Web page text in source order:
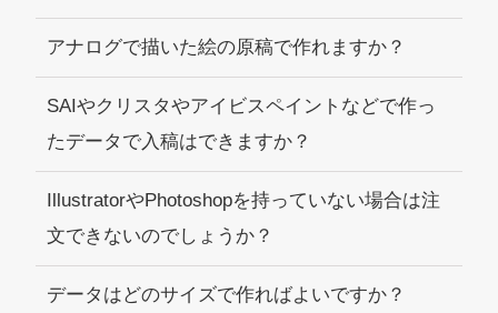
アナログで描いた絵の原稿で作れますか？
SAIやクリスタやアイビスペイントなどで作っ
たデータで入稿はできますか？
IllustratorやPhotoshopを持っていない場合は注
文できないのでしょうか？
データはどのサイズで作ればよいですか？